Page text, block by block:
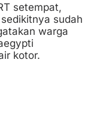
setempat,
sudah
warga
kotor.